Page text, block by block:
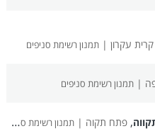
קרית עקרון |תמנון רשימת סניפים
|תמנון רשימת סניפים
,פתח תקוה |תמנון רשימת סניפים